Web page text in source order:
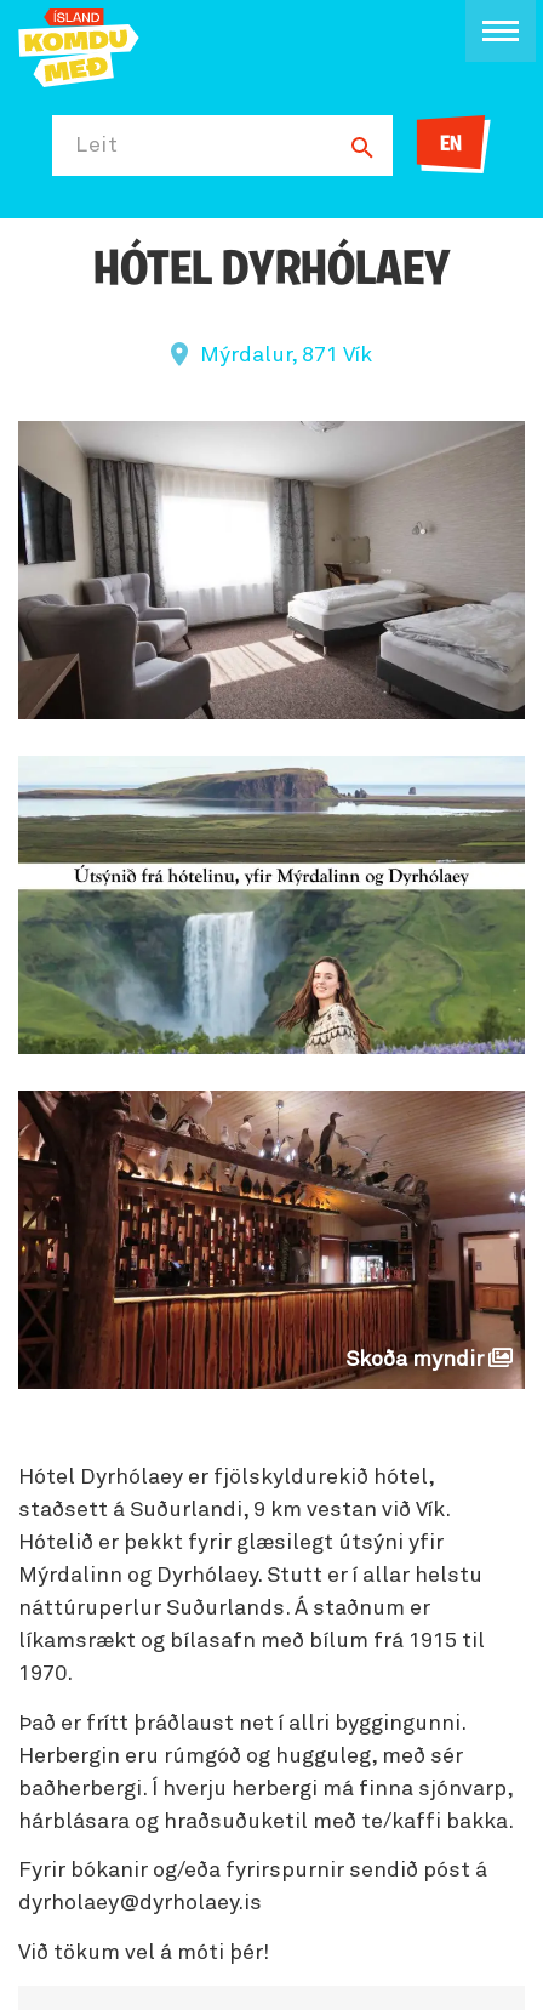
Leit EN
HÓTEL DYRHÓLAEY
Mýrdalur, 871 Vík
Skoða myndir
Hótel Dyrhólaey er fjölskyldurekið hótel,
staðsett á Suðurlandi, 9 km vestan við Vík.
Hótelið er þekkt fyrir glæsilegt útsýni yfir
Mýrdalinn og Dyrhólaey. Stutt er í allar helstu
náttúruperlur Suðurlands. Á staðnum er
líkamsrækt og bílasafn með bílum frá 1915 til
1970.
Það er frítt þráðlaust net í allri byggingunni.
Herbergin eru rúmgóð og hugguleg, með sér
baðherbergi. Í hverju herbergi má finna sjónvarp,
hárblásara og hraðsuðuketil með te/kaffi bakka.
Fyrir bókanir og/eða fyrirspurnir sendið póst á
dyrholaey@dyrholaey.is
Við tökum vel á móti þér!